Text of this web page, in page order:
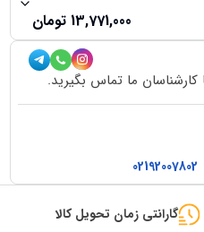
13,771,000 تومان
ما تماس بگیرید.
02192007802
گارانتی زمان تحویل کالا